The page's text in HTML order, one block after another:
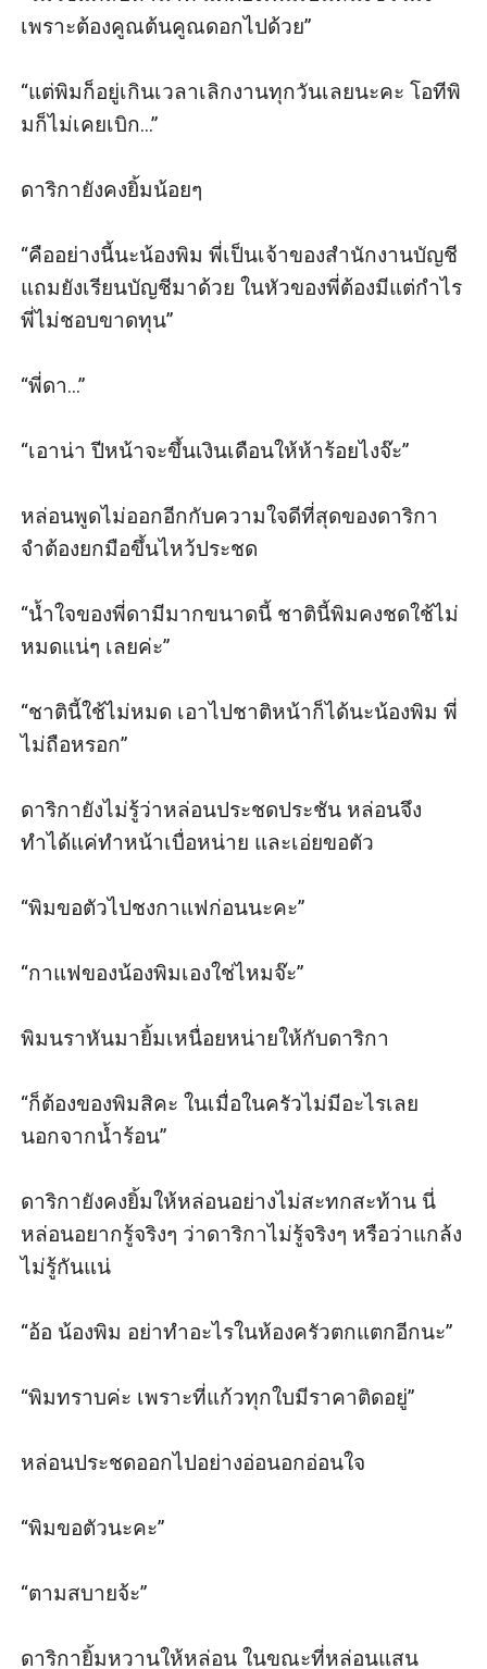
เพราะต้องคูณต้นคูณดอกไปด้วย”
“แต่พิมก็อยู่เกินเวลาเลิกงานทุกวันเลยนะคะ โอทีพิ
มก็ไม่เคยเบิก...”
ดาริกายังคงยิ้มน้อยๆ
“คืออย่างนี้นะน้องพิม พี่เป็นเจ้าของสำนักงานบัญชี
แถมยังเรียนบัญชีมาด้วย ในหัวของพี่ต้องมีแต่กำไร
พี่ไม่ชอบขาดทุน”
“พี่ดา...”
“เอาน่า ปีหน้าจะขึ้นเงินเดือนให้ห้าร้อยไงจ๊ะ”
หล่อนพูดไม่ออกอีกกับความใจดีที่สุดของดาริกา
จำต้องยกมือขึ้นไหว้ประชด
“น้ำใจของพี่ดามีมากขนาดนี้ ชาตินี้พิมคงชดใช้ไม่
หมดแน่ๆ เลยค่ะ”
“ชาตินี้ใช้ไม่หมด เอาไปชาติหน้าก็ได้นะน้องพิม พี่
ไม่ถือหรอก”
ดาริกายังไม่รู้ว่าหล่อนประชดประชัน หล่อนจึง
ทำได้แค่ทำหน้าเบื่อหน่าย และเอ่ยขอตัว
“พิมขอตัวไปชงกาแฟก่อนนะคะ”
“กาแฟของน้องพิมเองใช่ไหมจ๊ะ”
พิมนราหันมายิ้มเหนื่อยหน่ายให้กับดาริกา
“ก็ต้องของพิมสิคะ ในเมื่อในครัวไม่มีอะไรเลย
นอกจากน้ำร้อน”
ดาริกายังคงยิ้มให้หล่อนอย่างไม่สะทกสะท้าน นี่
หล่อนอยากรู้จริงๆ ว่าดาริกาไม่รู้จริงๆ หรือว่าแกล้ง
ไม่รู้กันแน่
“อ้อ น้องพิม อย่าทำอะไรในห้องครัวตกแตกอีกนะ”
“พิมทราบค่ะ เพราะที่แก้วทุกใบมีราคาติดอยู่”
หล่อนประชดออกไปอย่างอ่อนอกอ่อนใจ
“พิมขอตัวนะคะ”
“ตามสบายจ้ะ”
ดาริกายิ้มหวานให้หล่อน ในขณะที่หล่อนแสน